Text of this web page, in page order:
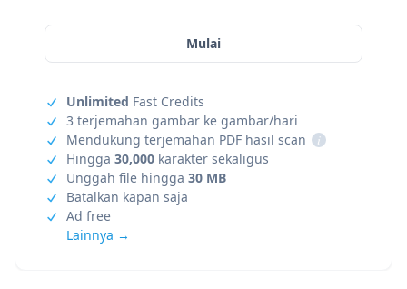
Mulai
Unlimited Fast Credits
3 terjemahan gambar ke gambar/hari
Mendukung terjemahan PDF hasil scan
i
Hingga 30,000 karakter sekaligus
Unggah file hingga 30 MB
Batalkan kapan saja
Ad free
Lainnya →